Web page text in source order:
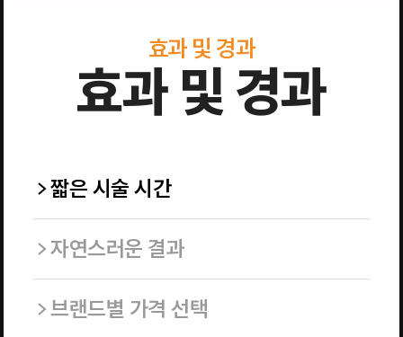
효과 및 경과
효과 및 경과
짧은 시술 시간
자연스러운 결과
브랜드별 가격 선택